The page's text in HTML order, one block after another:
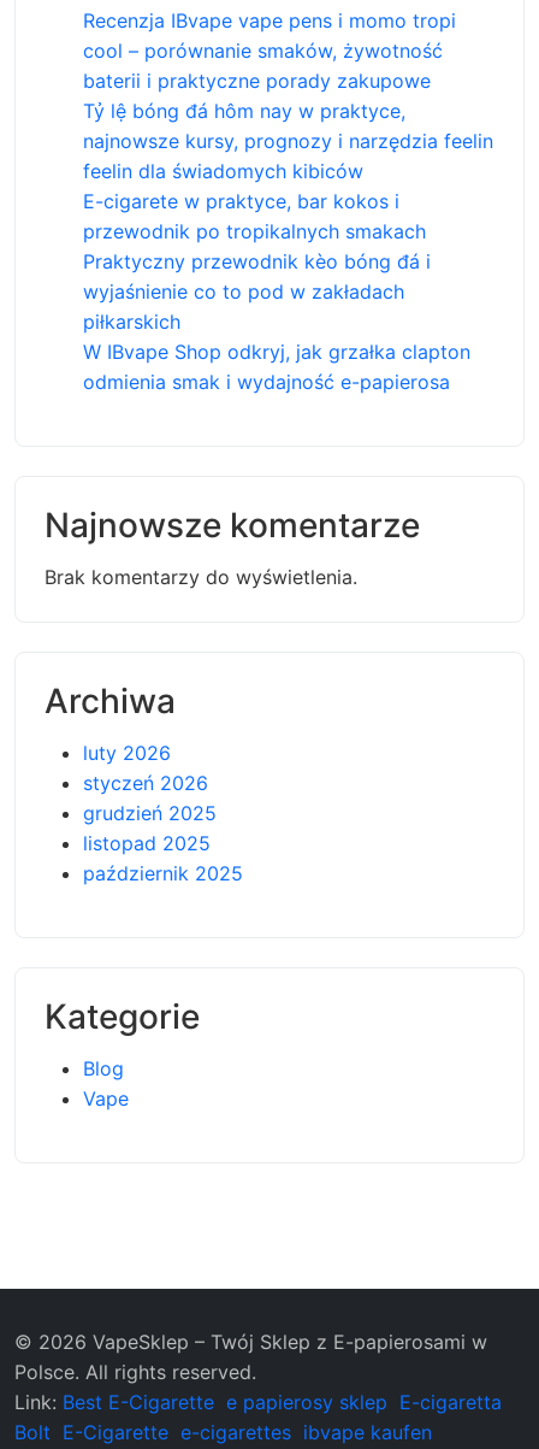
Recenzja IBvape vape pens i momo tropi
cool – porównanie smaków, żywotność
baterii i praktyczne porady zakupowe
Tỷ lệ bóng đá hôm nay w praktyce,
najnowsze kursy, prognozy i narzędzia feelin
feelin dla świadomych kibiców
E-cigarete w praktyce, bar kokos i
przewodnik po tropikalnych smakach
Praktyczny przewodnik kèo bóng đá i
wyjaśnienie co to pod w zakładach
piłkarskich
W IBvape Shop odkryj, jak grzałka clapton
odmienia smak i wydajność e-papierosa
Najnowsze komentarze
Brak komentarzy do wyświetlenia.
Archiwa
luty 2026
styczeń 2026
grudzień 2025
listopad 2025
październik 2025
Kategorie
Blog
Vape
© 2026 VapeSklep – Twój Sklep z E-papierosami w
Polsce. All rights reserved.
Link: Best E-Cigarette e papierosy sklep E-cigaretta
Bolt E-Cigarette e-cigarettes ibvape kaufen